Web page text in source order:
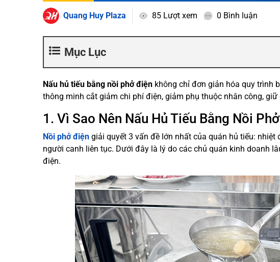
Quang Huy Plaza 85 Lượt xem 0 Bình luận
Mục Lục
Nấu hủ tiếu bằng nồi phở điện không chỉ đơn giản hóa quy trình
thông minh cắt giảm chi phí điện, giảm phụ thuộc nhân công,
1. Vì Sao Nên Nấu Hủ Tiếu Bằng Nồi
Nồi phở điện giải quyết 3 vấn đề lớn nhất của quán hủ tiếu:
người canh liên tục. Dưới đây là lý do các chủ quán kinh doanh
điện.